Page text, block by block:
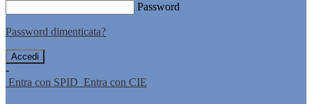
Password
Password dimenticata?
-
Entra con SPID Entra con CIE